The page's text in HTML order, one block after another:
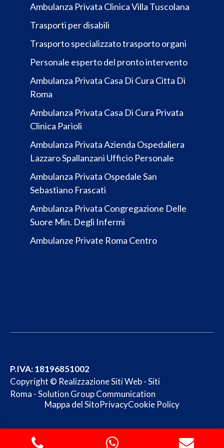
Ambulanza Privata Clinica Villa Tuscolana
Trasporti per disabili
Trasporto specializzato trasporto organi
Personale esperto del pronto intervento
Ambulanza Privata Casa Di Cura Citta Di
Roma
Ambulanza Privata Casa Di Cura Privata
Clinica Parioli
Ambulanza Privata Azienda Ospedaliera
Lazzaro Spallanzani Ufficio Personale
Ambulanza Privata Ospedale San
Sebastiano Frascati
Ambulanza Privata Congregazione Delle
Suore Min. Degli Infermi
Ambulanze Private Roma Centro
P.IVA: 18196851002
Copyright © Realizzazione Siti Web-Siti
Roma -Solution Group Communication
Mappa del SitoPrivacyCookie Policy